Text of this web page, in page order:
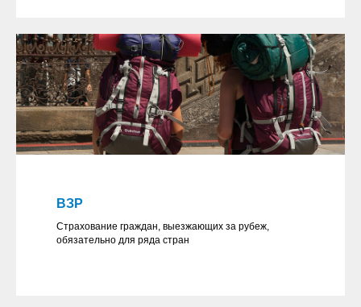
ВЗР
Страхование граждан, выезжающих за рубеж,
обязательно для ряда стран